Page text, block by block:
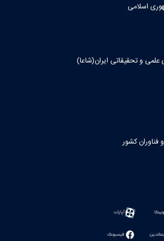
اسلامی
علمی و تحقیقاتی ایران(شاعا)
کشور
آپارات
فیسبوک